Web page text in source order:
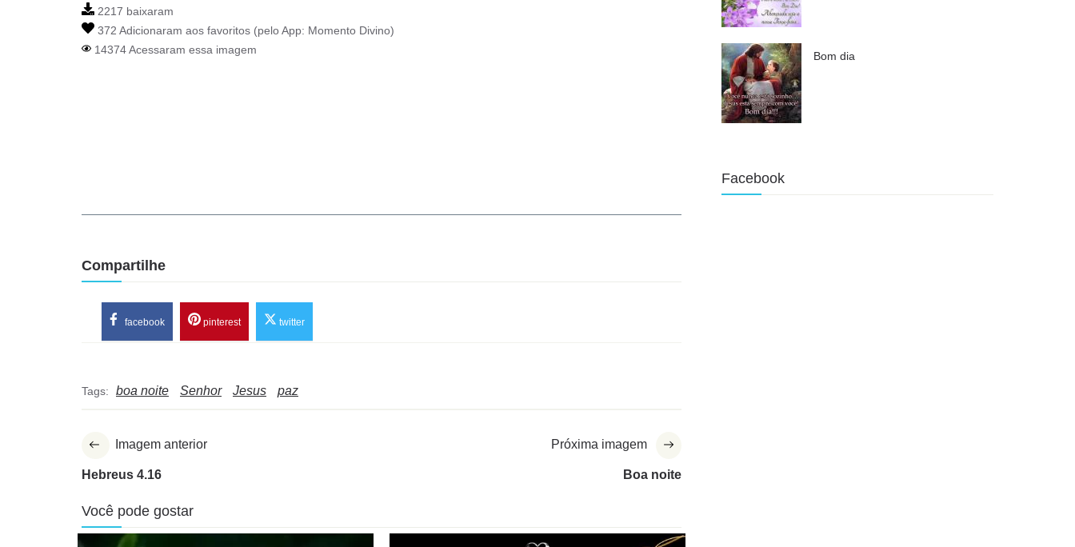
2217 baixaram
372 Adicionaram aos favoritos (pelo App: Momento Divino)
14374 Acessaram essa imagem
Compartilhe
facebook pinterest twitter
Tags: boa noite Senhor Jesus paz
Imagem anterior
Hebreus 4.16
Próxima imagem
Boa noite
Você pode gostar
Bom dia
Facebook